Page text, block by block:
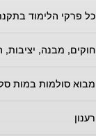
כל פרקי הלימוד
חוקים, מבנה, יציבות,
מבוא סולמות במות
רענון